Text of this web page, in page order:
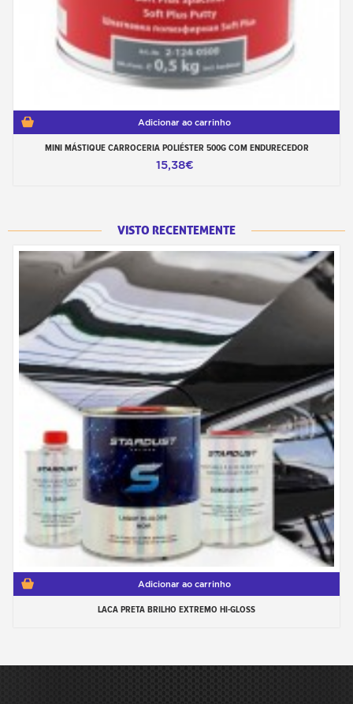
Adicionar ao carrinho
MINI MÁSTIQUE CARROCERIA POLIÉSTER 500G COM ENDURECEDOR
15,38€
VISTO RECENTEMENTE
Adicionar ao carrinho
LACA PRETA BRILHO EXTREMO HI-GLOSS